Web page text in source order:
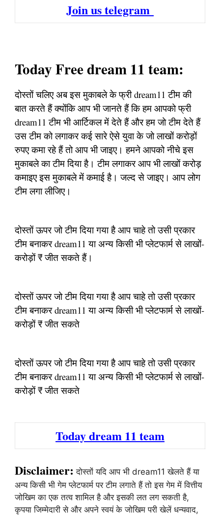
Join us telegram
Today Free dream 11 team:
दोस्तों चलिए अब इस मुकाबले के फ्री dream11 टीम की
बात करते हैं क्योंकि आप भी जानते हैं कि हम आपको फ्री
dream11 टीम भी आर्टिकल में देते हैं और हम जो टीम देते हैं
उस टीम को लगाकर कई सारे ऐसे युवा के जो लाखों करोड़ों
रुपए कमा रहे हैं तो आप भी जाइए। हमने आपको नीचे इस
मुकाबले का टीम दिया है। टीम लगाकर आप भी लाखों करोड़
कमाइए इस मुकाबले में कमाई है। जल्द से जाइए। आप लोग
टीम लगा लीजिए।
दोस्तों ऊपर जो टीम दिया गया है आप चाहे तो उसी प्रकार
टीम बनाकर dream11 या अन्य किसी भी प्लेटफार्म से लाखों-
करोड़ों ₹ जीत सकते हैं।
दोस्तों ऊपर जो टीम दिया गया है आप चाहे तो उसी प्रकार
टीम बनाकर dream11 या अन्य किसी भी प्लेटफार्म से लाखों-
करोड़ों ₹ जीत सकते
दोस्तों ऊपर जो टीम दिया गया है आप चाहे तो उसी प्रकार
टीम बनाकर dream11 या अन्य किसी भी प्लेटफार्म से लाखों-
करोड़ों ₹ जीत सकते
Today dream 11 team
Disclaimer: दोस्तों यदि आप भी dream11 खेलते हैं या
अन्य किसी भी गेम प्लेटफार्म पर टीम लगाते हैं तो इस गेम में वित्तीय
जोखिम का एक तत्व शामिल है और इसकी लत लग सकती है,
कृपया जिम्मेदारी से और अपने स्वयं के जोखिम परी खेलें धन्यवाद,